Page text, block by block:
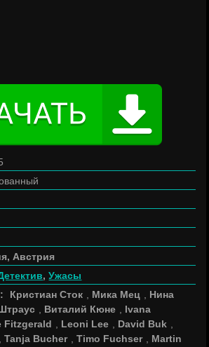
Австрия
,Ужасы
Кристиан Сток Мика Мец
Нина
Виталий Кюне
Ivana
Fitzgerald Leoni Lee David Buk
,Tanja Bucher ,Timo Fuchser
Martin